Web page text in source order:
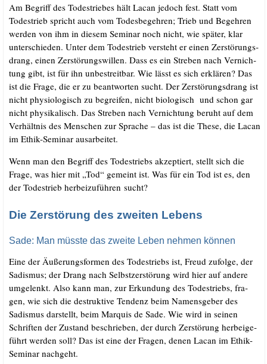
Am Begriff des Todes­trie­bes hält Lacan jedoch fest. Statt vom
Todes­trieb spricht auch vom Todes­be­geh­ren; Trieb und Begeh­ren
wer­den von ihm in die­sem Semi­nar noch nicht, wie spä­ter, klar
unter­schie­den. Unter dem Todes­trieb ver­steht er einen Zer­stö­rungs­
drang, einen Zer­stö­rungs­wil­len. Dass es ein Stre­ben nach Ver­nich­
tung gibt, ist für ihn unbe­streit­bar. Wie lässt es sich erklä­ren? Das
ist die Fra­ge, die er zu beant­wor­ten sucht. Der Zer­stö­rungs­drang ist
nicht phy­sio­lo­gisch zu begrei­fen, nicht bio­lo­gisch und schon gar
nicht phy­si­ka­lisch. Das Stre­ben nach Ver­nich­tung beruht auf dem
Ver­hält­nis des Men­schen zur Spra­che – das ist die The­se, die Lacan
im Ethik-Semi­nar ausarbeitet.
Wenn man den Begriff des Todes­triebs akzep­tiert, stellt sich die
Fra­ge, was hier mit „Tod“ gemeint ist. Was für ein Tod ist es, den
der Todes­trieb her­bei­zu­füh­ren sucht?
Die Zerstörung des zweiten Lebens
Sade: Man müsste das zweite Leben nehmen können
Eine der Äuße­rungs­for­men des Todes­triebs ist, Freud zufol­ge, der
Sadis­mus; der Drang nach Selbst­zer­stö­rung wird hier auf ande­re
umge­lenkt. Also kann man, zur Erkun­dung des Todes­triebs, fra­
gen, wie sich die destruk­ti­ve Ten­denz beim Namens­ge­ber des
Sadis­mus dar­stellt, beim Mar­quis de Sade. Wie wird in sei­nen
Schrif­ten der Zustand beschrie­ben, der durch Zer­stö­rung her­bei­ge­
führt wer­den soll? Das ist eine der Fra­gen, denen Lacan im Ethik-
Semi­nar nachgeht.